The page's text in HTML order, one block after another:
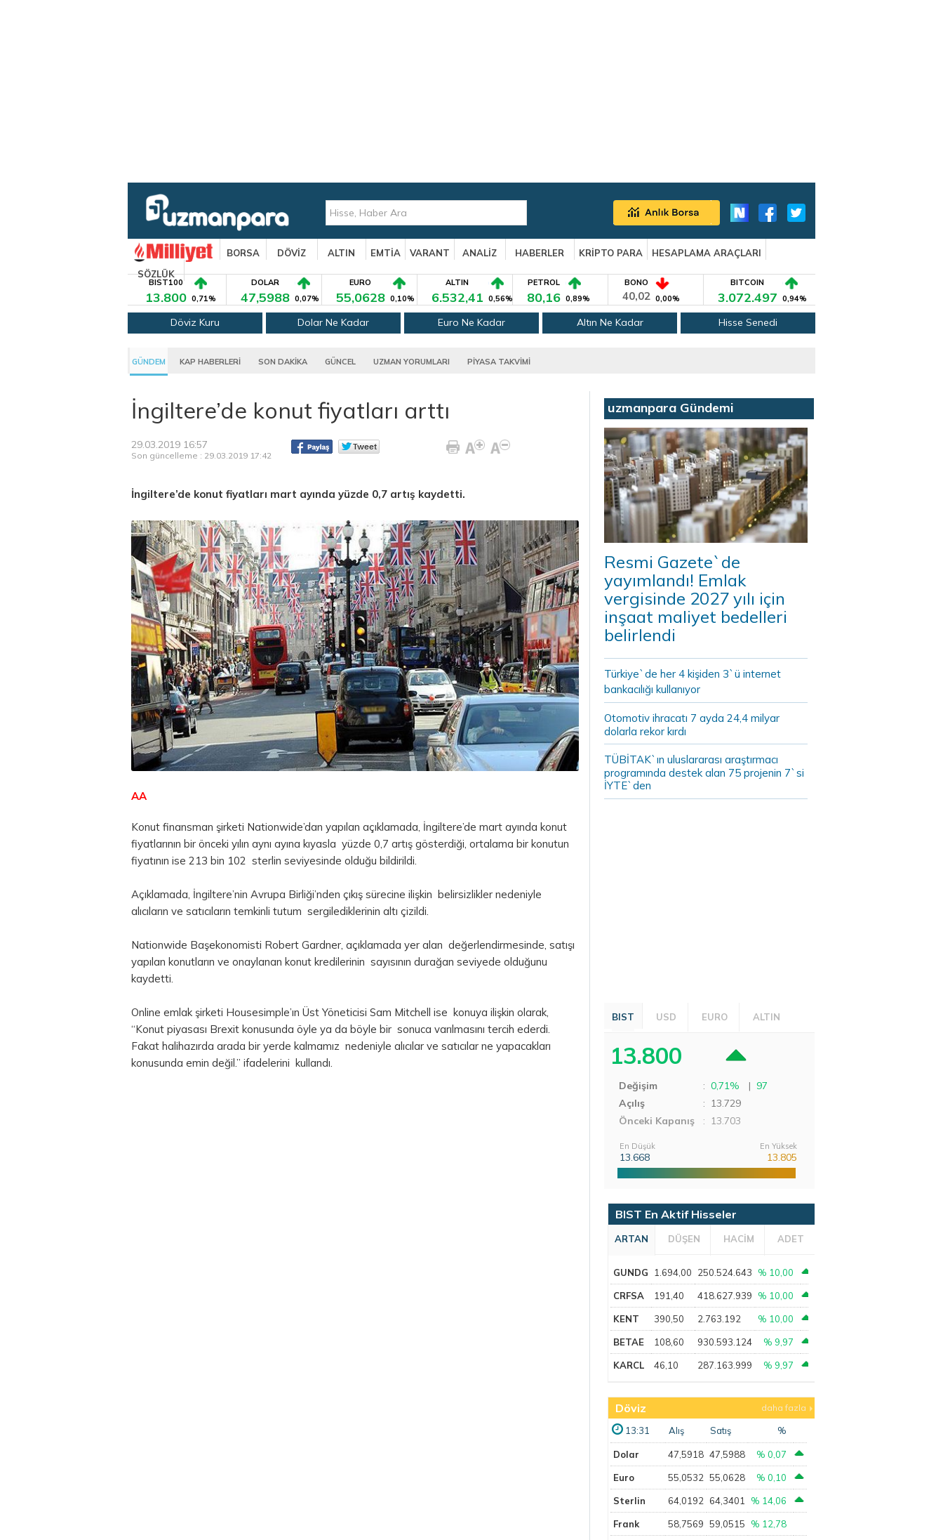
BORSA DÖVİZ ALTIN EMTİA VARANT ANALİZ HABERLER KRİPTO PARA
HESAPLAMA ARAÇLARI
SÖZLÜK
BIST100
13.800 0,71%
DOLAR
47,5988 0,07%
EURO
55,0628 0,10%
ALTIN
6.532,41 0,56%
PETROL
80,16 0,89%
BONO
40,02 0,00%
BITCOIN
3.072.497 0,94%
Döviz Kuru Dolar Ne Kadar Euro Ne Kadar Altın Ne Kadar Hisse Senedi
GÜNDEM KAP HABERLERİ SON DAKİKA GÜNCEL UZMAN YORUMLARI PİYASA TAKVİMİ
İngiltere’de konut fiyatları arttı
29.03.2019 16:57
Son güncelleme : 29.03.2019 17:42
İngiltere’de konut fiyatları mart ayında yüzde 0,7 artış kaydetti.
AA
Konut finansman şirketi Nationwide’dan yapılan açıklamada, İngiltere’de mart ayında konut
fiyatlarının bir önceki yılın aynı ayına kıyasla yüzde 0,7 artış gösterdiği, ortalama bir konutun
fiyatının ise 213 bin 102 sterlin seviyesinde olduğu bildirildi.
Açıklamada, İngiltere’nin Avrupa Birliği’nden çıkış sürecine ilişkin belirsizlikler nedeniyle
alıcıların ve satıcıların temkinli tutum sergilediklerinin altı çizildi.
Nationwide Başekonomisti Robert Gardner, açıklamada yer alan değerlendirmesinde, satışı
yapılan konutların ve onaylanan konut kredilerinin sayısının durağan seviyede olduğunu
kaydetti.
Online emlak şirketi Housesimple’ın Üst Yöneticisi Sam Mitchell ise konuya ilişkin olarak,
“Konut piyasası Brexit konusunda öyle ya da böyle bir sonuca varılmasını tercih ederdi.
Fakat halihazırda arada bir yerde kalmamız nedeniyle alıcılar ve satıcılar ne yapacakları
konusunda emin değil.” ifadelerini kullandı.
uzmanpara Gündemi
Resmi Gazete`de
yayımlandı! Emlak
vergisinde 2027 yılı için
inşaat maliyet bedelleri
belirlendi
Türkiye`de her 4 kişiden 3`ü internet
bankacılığı kullanıyor
Otomotiv ihracatı 7 ayda 24,4 milyar
dolarla rekor kırdı
TÜBİTAK`ın uluslararası araştırmacı
programında destek alan 75 projenin 7`si
İYTE`den
BIST USD EURO ALTIN
13.800
Değişim : 0,71% | 97
Açılış
: 13.729
Önceki Kapanış
: 13.703
En Düşük
13.668
En Yüksek
13.805
BIST En Aktif Hisseler
ARTAN DÜŞEN HACİM ADET
GUNDG 1.694,00 250.524.643 % 10,00
CRFSA 191,40 418.627.939 % 10,00
KENT 390,50 2.763.192 % 10,00
BETAE 108,60 930.593.124 % 9,97
KARCL 46,10 287.163.999 % 9,97
Döviz daha fazla
13:31 Alış Satış %
Dolar 47,5918 47,5988 % 0,07
Euro 55,0532 55,0628 % 0,10
Sterlin 64,0192 64,3401 % 14,06
Frank 58,7569 59,0515 % 12,78